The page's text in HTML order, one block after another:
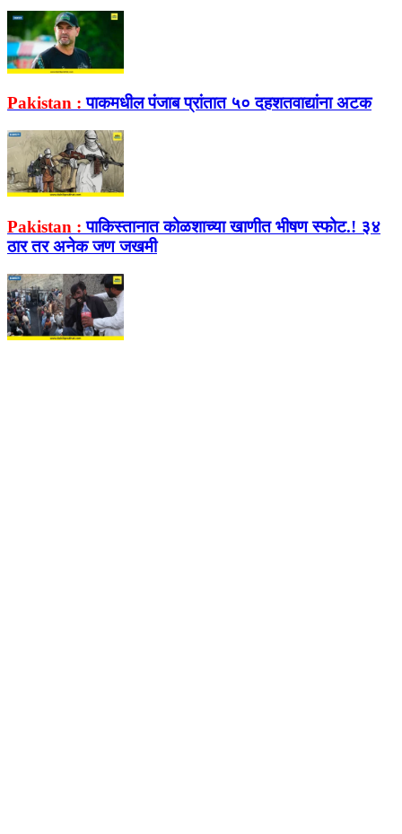
Pakistan : पाकमधील पंजाब प्रांतात ५० दहशतवाद्यांना अटक
Pakistan : पाकिस्तानात कोळशाच्या खाणीत भीषण स्फोट.! ३४
ठार तर अनेक जण जखमी